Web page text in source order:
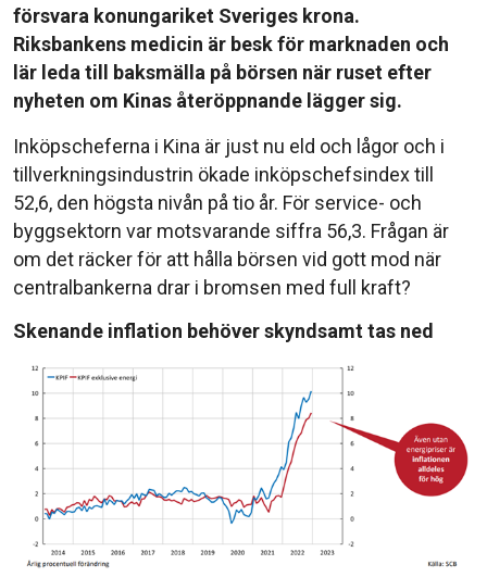
försvara konungariket Sveriges krona.
Riksbankens medicin är besk för marknaden och
lär leda till baksmälla på börsen när ruset efter
nyheten om Kinas återöppnande lägger sig.
Inköpscheferna i Kina är just nu eld och lågor och i
tillverkningsindustrin ökade inköpschefsindex till
52,6, den högsta nivån på tio år. För service- och
byggsektorn var motsvarande siffra 56,3. Frågan är
om det räcker för att hålla börsen vid gott mod när
centralbankerna drar i bromsen med full kraft?
Skenande inflation behöver skyndsamt tas ned